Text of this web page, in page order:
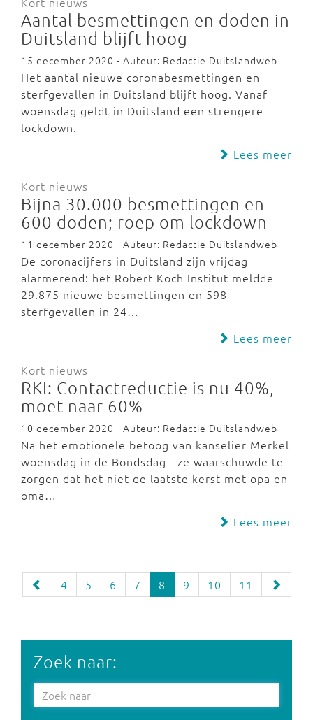
Aantal besmettingen en doden in
Duitsland blijft hoog
15 december 2020 - Auteur: Redactie Duitslandweb
Het aantal nieuwe coronabesmettingen en
sterfgevallen in Duitsland blijft hoog. Vanaf
woensdag geldt in Duitsland een strengere
lockdown.
Lees meer
Kort nieuws
Bijna 30.000 besmettingen en
600 doden; roep om lockdown
11 december 2020 - Auteur: Redactie Duitslandweb
De coronacijfers in Duitsland zijn vrijdag
alarmerend: het Robert Koch Institut meldde
29.875 nieuwe besmettingen en 598
sterfgevallen in 24…
Lees meer
Kort nieuws
RKI: Contactreductie is nu 40%,
moet naar 60%
10 december 2020 - Auteur: Redactie Duitslandweb
Na het emotionele betoog van kanselier Merkel
woensdag in de Bondsdag - ze waarschuwde te
zorgen dat het niet de laatste kerst met opa en
oma…
Lees meer
4 5 6 7 8 9 10 11
Zoek naar: